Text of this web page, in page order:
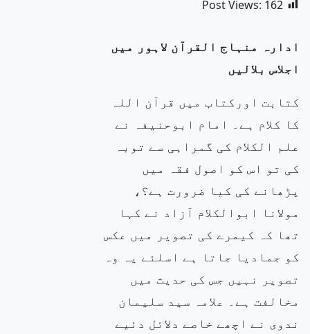
Post Views: 162
ادارہ منہاج القرآن لاہور میں
اجلاس بلالیں
کتابت اورکتاب میں قرآن اللہ
کا کلام ہے۔ امام ابوحنیفہ نے
علم الکلام کی گمراہی سے توبہ
کی تو اس کو اصول فقہ میں
پڑھانے کی کیا ضرورت ہے؟،
مولانا ابوالکلام آزاد نے کہا
تھا کہ کیمرے کی تصویر میں عکس
کو جمادیا جاتا ہے اسلئے یہ وہ
تصویر نہیں جس کی حدیث میں
مخالفت ہے۔ علامہ سید سلیمان
ندوی نے اچھے خاصے دلائل دئیے